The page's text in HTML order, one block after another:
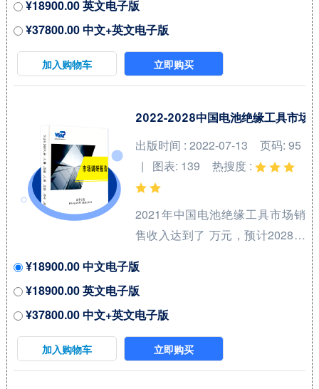
国市场核心厂商包括Bruker、
Sumitomo Electric Industries、
Fujikura Ltd.和American
Superconductor等，按收入计，
大约 %的市场份额。 从产品产品
重要地位，预计2028年份额将达
到 %。同时就应用来看，冶金业
在2021年份额大约...
¥18900.00 英文电子版
¥37800.00 中文+英文电子版
加入购物车 立即购买
2022-2028中国电池绝缘工具市场
出版时间 : 2022-07-13
页码: 95
| 图表: 139
热搜度 :
2021年中国电池绝缘工具市场销
售收入达到了 万元，预计2028年
年复合增长率(CAGR)为 %。中国
市场核心厂商包括KEYSTONE、
Kool Wrap、DEI、Electrolock和
Design Engineering等，按收入
计，2021年中国市场前三大厂商
¥18900.00 中文电子版
¥18900.00 英文电子版
¥37800.00 中文+英文电子版
加入购物车 立即购买